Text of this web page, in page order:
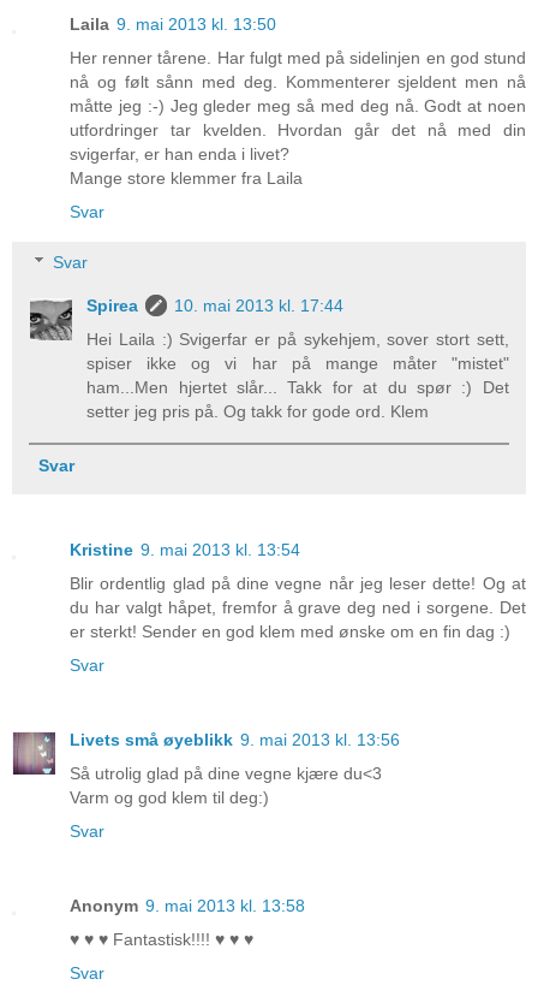
Laila 9. mai 2013 kl. 13:50
Her renner tårene. Har fulgt med på sidelinjen en god stund
nå og følt sånn med deg. Kommenterer sjeldent men nå
måtte jeg :-) Jeg gleder meg så med deg nå. Godt at noen
utfordringer tar kvelden. Hvordan går det nå med din
svigerfar, er han enda i livet?
Mange store klemmer fra Laila
Svar
Svar
Spirea
10. mai 2013 kl. 17:44
Hei Laila :) Svigerfar er på sykehjem, sover stort sett,
spiser ikke og vi har på mange måter "mistet"
ham...Men hjertet slår... Takk for at du spør :) Det
setter jeg pris på. Og takk for gode ord. Klem
Svar
Kristine 9. mai 2013 kl. 13:54
Blir ordentlig glad på dine vegne når jeg leser dette! Og at
du har valgt håpet, fremfor å grave deg ned i sorgene. Det
er sterkt! Sender en god klem med ønske om en fin dag :)
Svar
Livets små øyeblikk 9. mai 2013 kl. 13:56
Så utrolig glad på dine vegne kjære du<3
Varm og god klem til deg:)
Svar
Anonym 9. mai 2013 kl. 13:58
♥ ♥ ♥ Fantastisk!!!! ♥ ♥ ♥
Svar